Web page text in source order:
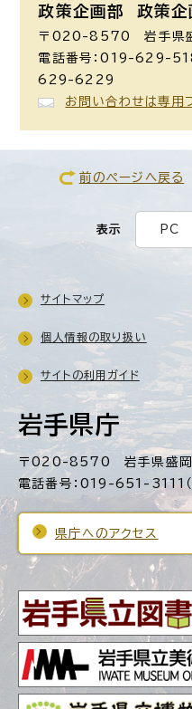
政策企画部 政策
〒020-8570 岩手県
電話番号：019-629-
629-6229
お問い合わせは専用
前のページへ戻る
表示 PC
岩手県庁
〒020-8570 岩手県盛岡
電話番号：019-651-3111（
県庁へのアクセス
サイトマップ
個人情報の取り扱い
サイトの利用ガイド